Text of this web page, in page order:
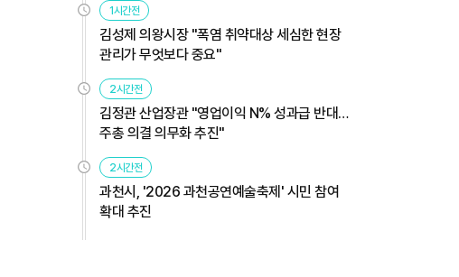
1시간전
김성제 의왕시장 "폭염 취약대상 세심한 현장
관리가 무엇보다 중요"
2시간전
김정관 산업장관 "영업이익 N% 성과급 반대…
주총 의결 의무화 추진"
2시간전
과천시, '2026 과천공연예술축제' 시민 참여
확대 추진